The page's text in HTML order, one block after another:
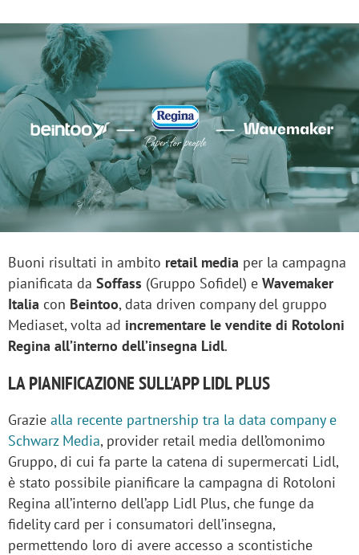
Buoni risultati in ambito retail media per la campagna
pianificata da Soffass (Gruppo Sofidel) e Wavemaker
Italia con Beintoo, data driven company del gruppo
Mediaset, volta ad incrementare le vendite di Rotoloni
Regina all’interno dell’insegna Lidl.
LA PIANIFICAZIONE SULL'APP LIDL PLUS
Grazie alla recente partnership tra la data company e
Schwarz Media, provider retail media dell’omonimo
Gruppo, di cui fa parte la catena di supermercati Lidl,
è stato possibile pianificare la campagna di Rotoloni
Regina all’interno dell’app Lidl Plus, che funge da
fidelity card per i consumatori dell’insegna,
permettendo loro di avere accesso a scontistiche